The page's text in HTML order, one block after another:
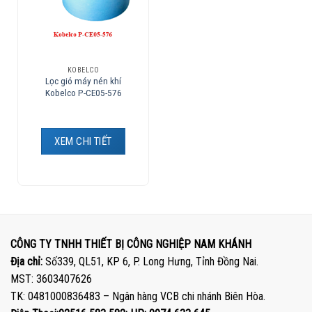
KOBELCO
Lọc gió máy nén khí
Kobelco P-CE05-576
XEM CHI TIẾT
CÔNG TY TNHH THIẾT BỊ CÔNG NGHIỆP NAM KHÁNH
Địa chỉ: Số339, QL51, KP 6, P. Long Hưng, Tỉnh Đồng Nai.
MST: 3603407626
TK: 0481000836483 – Ngân hàng VCB chi nhánh Biên Hòa.